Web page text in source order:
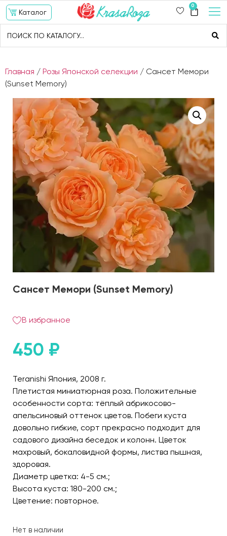
Каталог
0
Главная / Розы Японской селекции / Сансет Мемори
(Sunset Memory)
Сансет Мемори (Sunset Memory)
В избранное
450 ₽
Teranishi Япония, 2008 г.
Плетистая миниатюрная роза. Положительные
особенности сорта: тёплый абрикосово-
апельсиновый оттенок цветов. Побеги куста
довольно гибкие, сорт прекрасно подходит для
садового дизайна беседок и колонн. Цветок
махровый, бокаловидной формы, листва пышная,
здоровая.
Диаметр цветка: 4-5 см.;
Высота куста: 180-200 см.;
Цветение: повторное.
Нет в наличии